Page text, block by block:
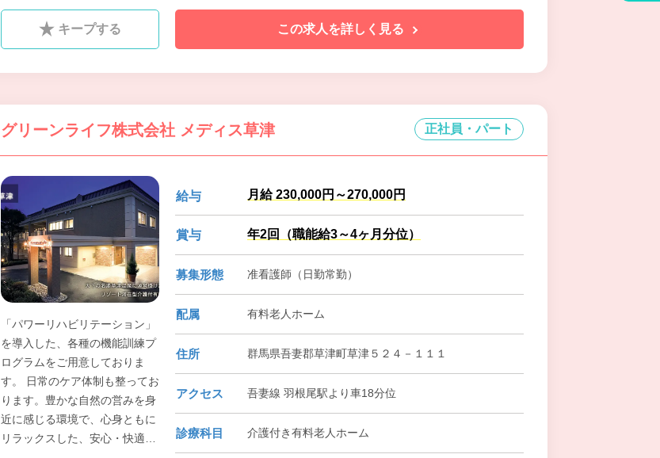
リラックスした、安心・快適な
日常をお過ごし頂けるよう、ス
たちと一緒に元気に働いて頂け
キープする この求人を詳しく見る
グリーンライフ株式会社 メディス草津 正社員・パート
「パワーリハビリテーション」
を導入した、各種の機能訓練プ
ログラムをご用意しておりま
す。 日常のケア体制も整ってお
ります。豊かな自然の営みを身
近に感じる環境で、心身ともに
リラックスした、安心・快適な
給与 月給 230,000円～270,000円
賞与 年2回（職能給3～4ヶ月分位）
募集形態 准看護師（日勤常勤）
配属 有料老人ホーム
住所 群馬県吾妻郡草津町草津５２４－１１１
アクセス 吾妻線 羽根尾駅より車18分位
診療科目 介護付き有料老人ホーム